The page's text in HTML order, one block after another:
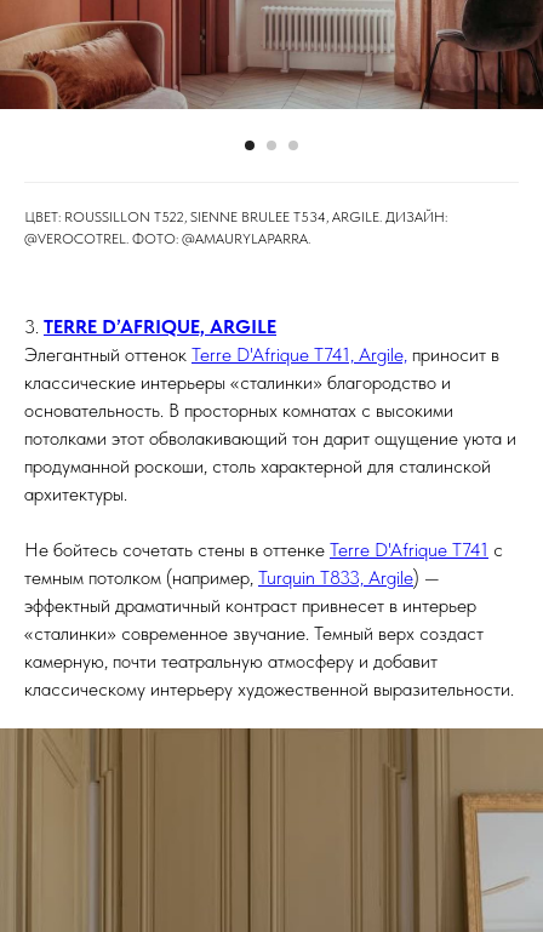
ЦВЕТ: ROUSSILLON T522, SIENNE BRULEE T534, ARGILE. ДИЗАЙН:
@VEROCOTREL. ФОТО:⁠ @AMAURYLAPARRA.
3. TERRE D’AFRIQUE, ARGILE
Элегантный оттенок Terre D'Afrique T741, Argile, приносит в
классические интерьеры «сталинки» благородство и
основательность. В просторных комнатах с высокими
потолками этот обволакивающий тон дарит ощущение уюта и
продуманной роскоши, столь характерной для сталинской
архитектуры.
Не бойтесь сочетать стены в оттенке Terre D'Afrique T741 с
темным потолком (например, Turquin T833, Argile) —
эффектный драматичный контраст привнесет в интерьер
«сталинки» современное звучание. Темный верх создаст
камерную, почти театральную атмосферу и добавит
классическому интерьеру художественной выразительности.